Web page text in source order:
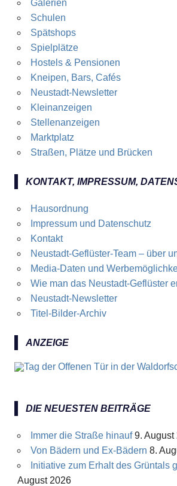
Galerien
Schulen
Spätshops
Spielplätze
Hostels & Pensionen
Kneipen, Bars, Cafés
Neustadt-Newsletter
Kleinanzeigen
Stellenanzeigen
Marktplatz
Straßen, Plätze und Brücken
KONTAKT, IMPRESSUM,
Hausordnung
Impressum und Datenschutz
Kontakt
Neustadt-Geflüster-Team – über
Media-Daten und
Wie man das Neustadt-Geflüster
Neustadt-Newsletter
Titel-Bilder-Archiv
ANZEIGE
DIE NEUESTEN BEITRÄGE
Immer die Straße hinauf 9. August
Von Bädern und Ex-Bädern 8.
Initiative zum Erhalt des Grüntals
August 2026